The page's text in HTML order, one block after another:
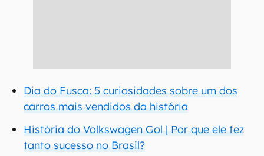
Dia do Fusca: 5 curiosidades sobre um dos
carros mais vendidos da história
História do Volkswagen Gol | Por que ele fez
tanto sucesso no Brasil?